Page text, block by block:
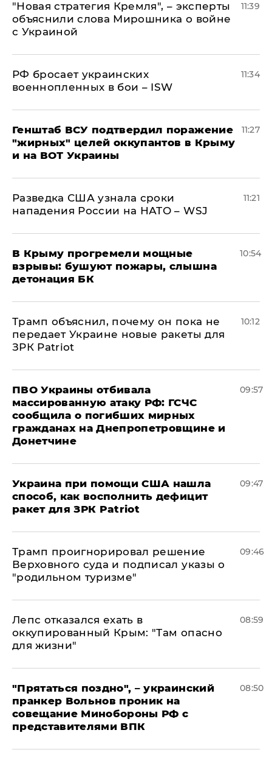
"Новая стратегия Кремля", – эксперты
объяснили слова Мирошника о войне
с Украиной
11:39
РФ бросает украинских
военнопленных в бои – ISW
11:34
Генштаб ВСУ подтвердил поражение
"жирных" целей оккупантов в Крыму
и на ВОТ Украины
11:27
Разведка США узнала сроки
нападения России на НАТО – WSJ
11:21
В Крыму прогремели мощные
взрывы: бушуют пожары, слышна
детонация БК
10:54
Трамп объяснил, почему он пока не
передает Украине новые ракеты для
ЗРК Patriot
10:12
ПВО Украины отбивала
массированную атаку РФ: ГСЧС
сообщила о погибших мирных
гражданах на Днепропетровщине и
Донетчине
09:57
Украина при помощи США нашла
способ, как восполнить дефицит
ракет для ЗРК Patriot
09:47
Трамп проигнорировал решение
Верховного суда и подписал указы о
"родильном туризме"
09:46
Лепс отказался ехать в
оккупированный Крым: "Там опасно
для жизни"
08:59
"Прятаться поздно", – украинский
пранкер Вольнов проник на
совещание Минобороны РФ с
представителями ВПК
08:50